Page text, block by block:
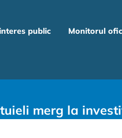
public Monitorul
merg la